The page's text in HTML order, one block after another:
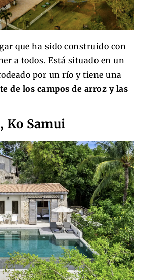
que ha sido construido con
a todos. Está situado en un
por un río y tiene una
de los campos de arroz y las
Ko Samui